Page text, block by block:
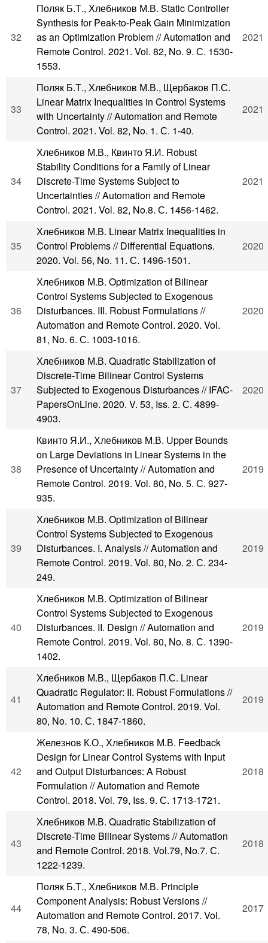
32
Поляк Б.Т., Хлебников М.В. Static Controller
Synthesis for Peak-to-Peak Gain Minimization
as an Optimization Problem // Automation and
Remote Control. 2021. Vol. 82, No. 9. С. 1530-
1553.
2021
33
Поляк Б.Т., Хлебников М.В., Щербаков П.С.
Linear Matrix Inequalities in Control Systems
with Uncertainty // Automation and Remote
Control. 2021. Vol. 82, No. 1. С. 1-40.
2021
34
Хлебников М.В., Квинто Я.И. Robust
Stability Conditions for a Family of Linear
Discrete-Time Systems Subject to
Uncertainties // Automation and Remote
Control. 2021. Vol. 82, No.8. С. 1456-1462.
2021
35
Хлебников М.В. Linear Matrix Inequalities in
Control Problems // Differential Equations.
2020. Vol. 56, No. 11. С. 1496-1501.
2020
36
Хлебников М.В. Optimization of Bilinear
Control Systems Subjected to Exogenous
Disturbances. III. Robust Formulations //
Automation and Remote Control. 2020. Vol.
81, No. 6. С. 1003-1016.
2020
37
Хлебников М.В. Quadratic Stabilization of
Discrete-Time Bilinear Control Systems
Subjected to Exogenous Disturbances // IFAC-
PapersOnLine. 2020. V. 53, Iss. 2. С. 4899-
4903.
2020
38
Квинто Я.И., Хлебников М.В. Upper Bounds
on Large Deviations in Linear Systems in the
Presence of Uncertainty // Automation and
Remote Control. 2019. Vol. 80, No. 5. С. 927-
935.
2019
39
Хлебников М.В. Optimization of Bilinear
Control Systems Subjected to Exogenous
Disturbances. I. Analysis // Automation and
Remote Control. 2019. Vol. 80, No. 2. С. 234-
249.
2019
40
Хлебников М.В. Optimization of Bilinear
Control Systems Subjected to Exogenous
Disturbances. II. Design // Automation and
Remote Control. 2019. Vol. 80, No. 8. С. 1390-
1402.
2019
41
Хлебников М.В., Щербаков П.С. Linear
Quadratic Regulator: II. Robust Formulations //
Automation and Remote Control. 2019. Vol.
80, No. 10. С. 1847-1860.
2019
42
Железнов К.О., Хлебников М.В. Feedback
Design for Linear Control Systems with Input
and Output Disturbances: A Robust
Formulation // Automation and Remote
Control. 2018. Vol. 79, Iss. 9. С. 1713-1721.
2018
43
Хлебников М.В. Quadratic Stabilization of
Discrete-Time Bilinear Systems // Automation
and Remote Control. 2018. Vol.79, No.7. С.
1222-1239.
2018
44
Поляк Б.Т., Хлебников М.В. Principle
Component Analysis: Robust Versions //
Automation and Remote Control. 2017. Vol.
78, No. 3. С. 490-506.
2017